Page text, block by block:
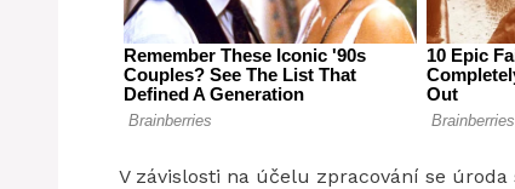
V závislosti na účelu zpracování se